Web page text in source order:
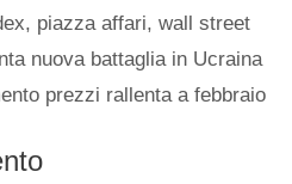
, piazza affari,wall street
nuova battaglia in Ucraina
prezzi rallenta a febbraio